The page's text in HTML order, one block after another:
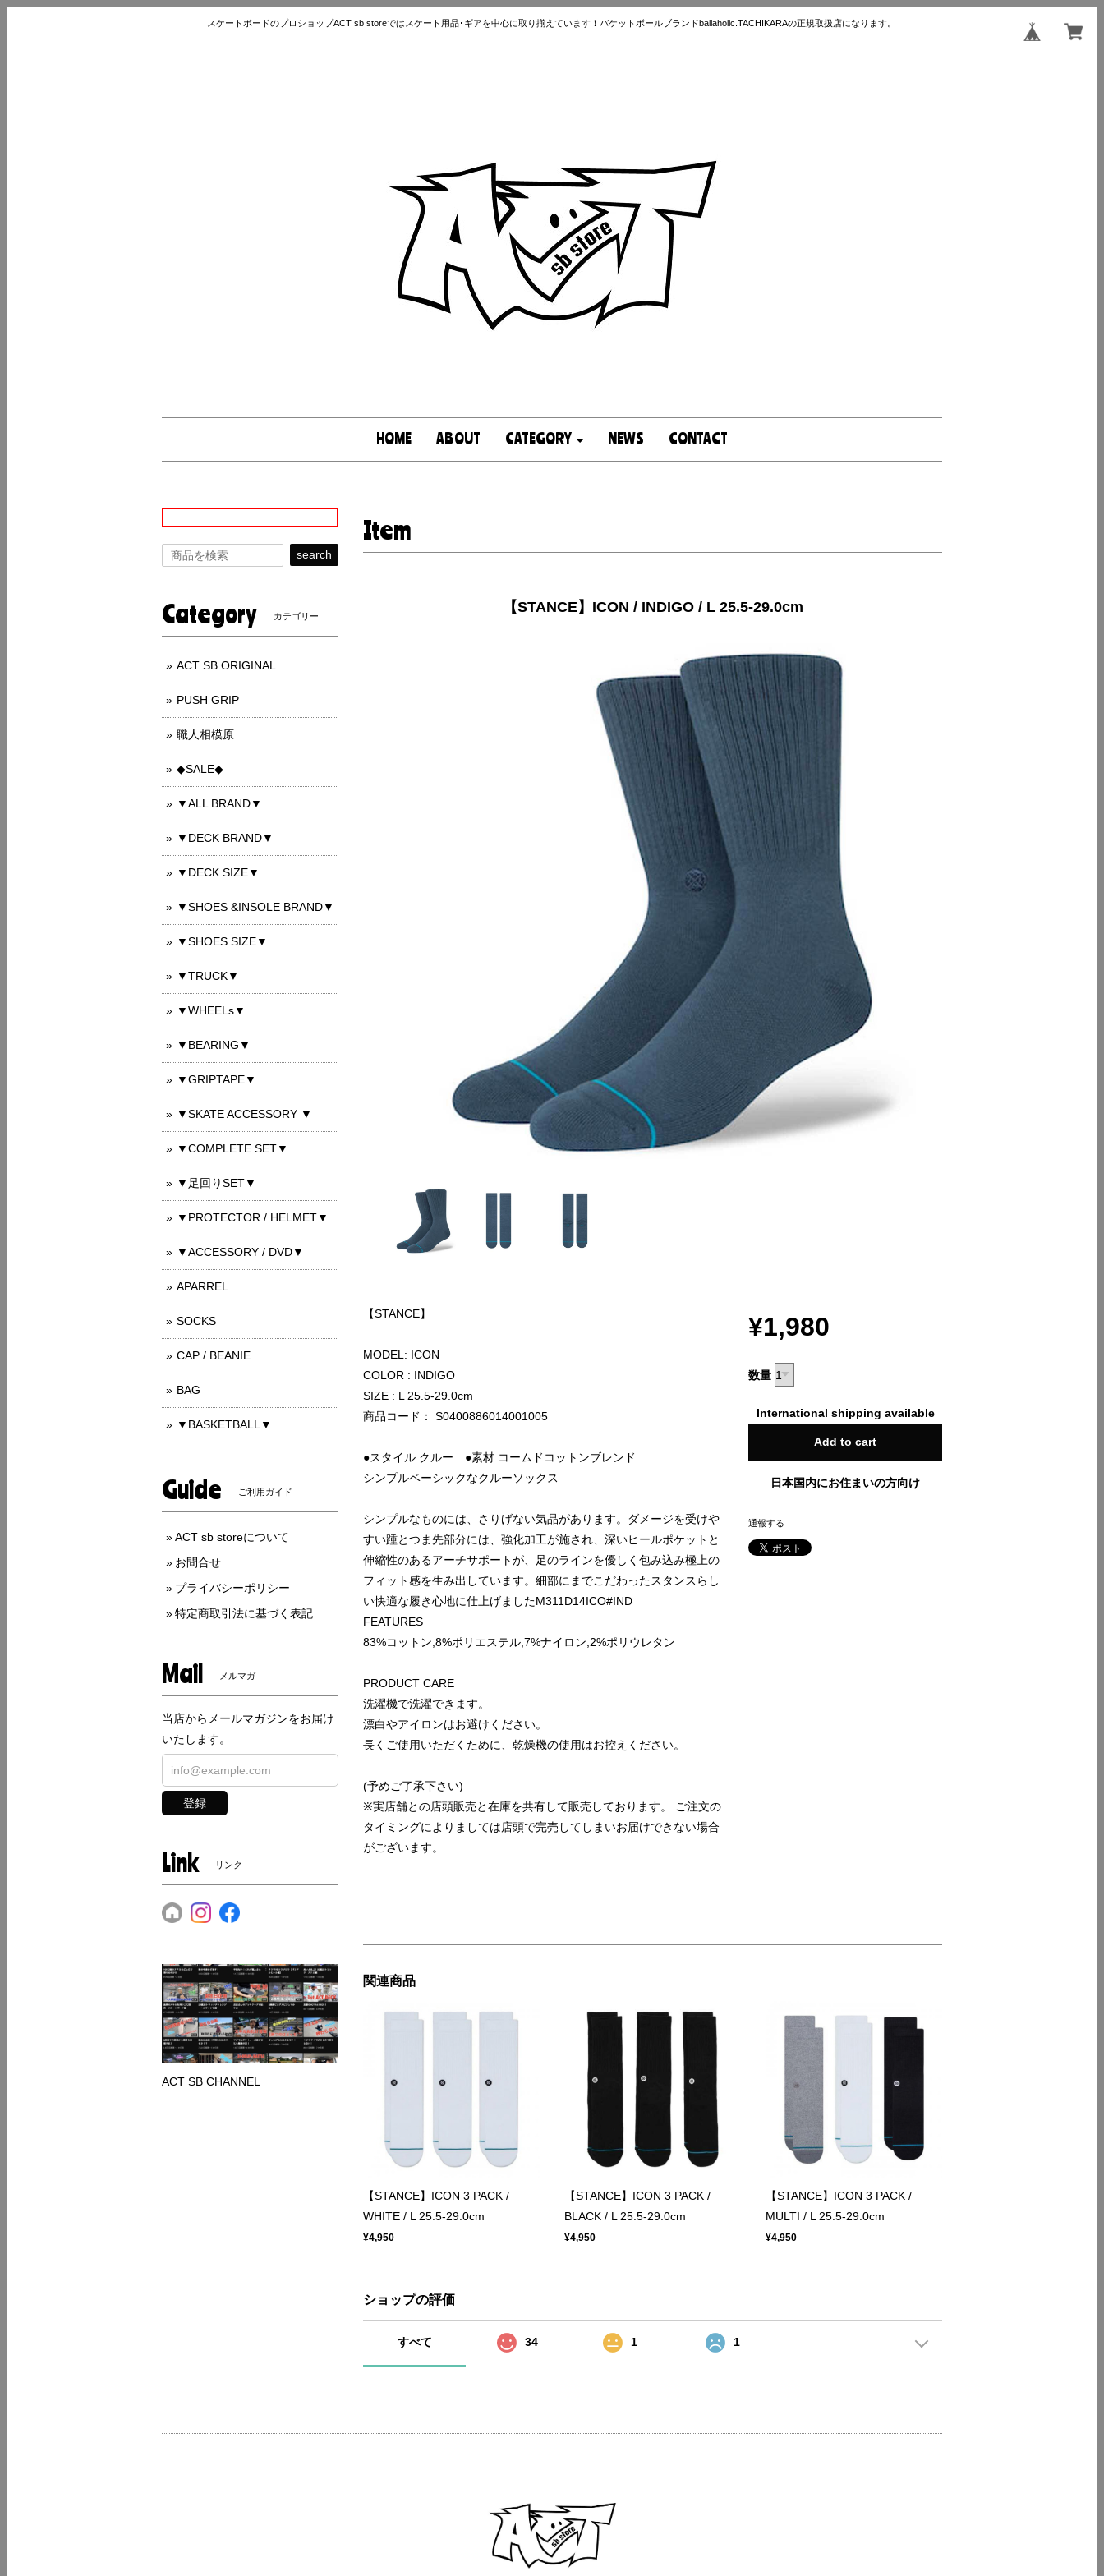
スケートボードのプロショップACT sb storeではスケート用品･ギアを中心に取り揃えています！バケットボールブランドballaholic.TACHIKARAの正規取扱店になります。
HOME ABOUT CATEGORY NEWS CONTACT
Item
【STANCE】ICON / INDIGO / L 25.5-29.0cm
【STANCE】
MODEL: ICON
COLOR : INDIGO
SIZE : L 25.5-29.0cm
商品コード： S0400886014001005
●スタイル:クルー ●素材:コームドコットンブレンド
シンプルベーシックなクルーソックス
シンプルなものには、さりげない気品があります。ダメージを受けや
すい踵とつま先部分には、強化加工が施され、深いヒールポケットと
伸縮性のあるアーチサポートが、足のラインを優しく包み込み極上の
フィット感を生み出しています。細部にまでこだわったスタンスらし
い快適な履き心地に仕上げましたM311D14ICO#IND
FEATURES
83%コットン,8%ポリエステル,7%ナイロン,2%ポリウレタン
PRODUCT CARE
洗濯機で洗濯できます。
漂白やアイロンはお避けください。
長くご使用いただくために、乾燥機の使用はお控えください。
(予めご了承下さい)
※実店舗との店頭販売と在庫を共有して販売しております。 ご注文の
タイミングによりましては店頭で完売してしまいお届けできない場合
がございます。
¥1,980
数量
International shipping available
Add to cart
日本国内にお住まいの方向け
通報する
関連商品
【STANCE】ICON 3 PACK /
WHITE / L 25.5-29.0cm
¥4,950
【STANCE】ICON 3 PACK /
BLACK / L 25.5-29.0cm
¥4,950
【STANCE】ICON 3 PACK /
MULTI / L 25.5-29.0cm
¥4,950
ショップの評価
すべて 34 1 1
search
Category カテゴリー
ACT SB ORIGINAL
PUSH GRIP
職人相模原
◆SALE◆
▼ALL BRAND▼
▼DECK BRAND▼
▼DECK SIZE▼
▼SHOES &INSOLE BRAND▼
▼SHOES SIZE▼
▼TRUCK▼
▼WHEELs▼
▼BEARING▼
▼GRIPTAPE▼
▼SKATE ACCESSORY ▼
▼COMPLETE SET▼
▼足回りSET▼
▼PROTECTOR / HELMET▼
▼ACCESSORY / DVD▼
APARREL
SOCKS
CAP / BEANIE
BAG
▼BASKETBALL▼
Guide ご利用ガイド
ACT sb storeについて
お問合せ
プライバシーポリシー
特定商取引法に基づく表記
Mail メルマガ
当店からメールマガジンをお届け
いたします。
登録
Link リンク
ACT SB CHANNEL